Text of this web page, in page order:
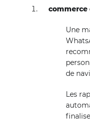
Une
de
Les